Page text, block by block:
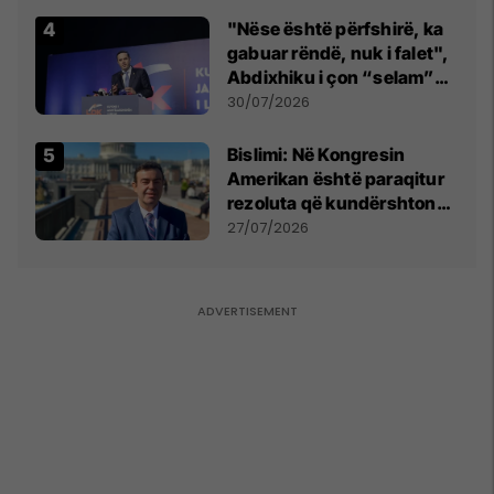
"Nëse është përfshirë, ka
gabuar rëndë, nuk i falet",
Abdixhiku i çon “selam”
Përparim Ramës
30/07/2026
Bislimi: Në Kongresin
Amerikan është paraqitur
rezoluta që kundërshton
mbajtjen e Asamblesë
27/07/2026